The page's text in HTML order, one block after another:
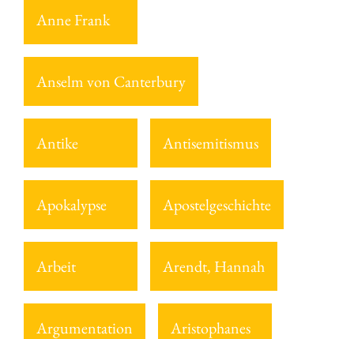
Anne Frank
Anselm von Canterbury
Antike Antisemitismus
Apokalypse Apostelgeschichte
Arbeit Arendt, Hannah
Argumentation Aristophanes